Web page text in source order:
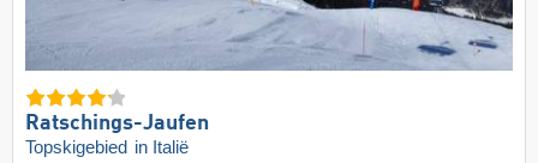
Ratschings-Jaufen
Topskigebied in Italië